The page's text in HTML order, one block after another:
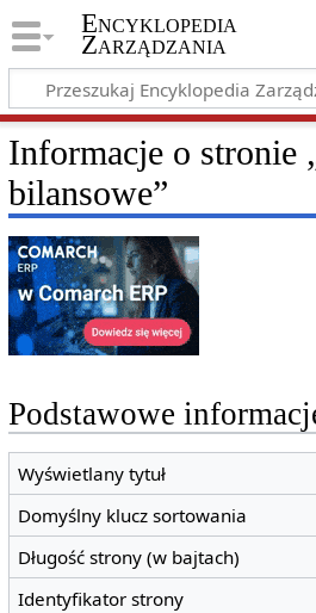
Encyklopedia
Zarządzania
Informacje o stronie
bilansowe”
Podstawowe
Wyświetlany tytuł
Domyślny klucz sortowania
Długość strony (w bajtach)
Identyfikator strony